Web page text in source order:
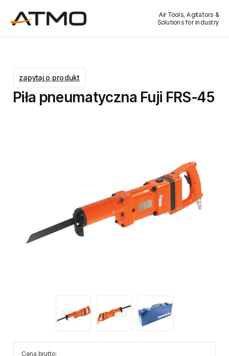
Air Tools, Agitators &
Solutions for industry
Piła pneumatyczna Fuji FRS-45
Cena brutto:
zapytaj o produkt